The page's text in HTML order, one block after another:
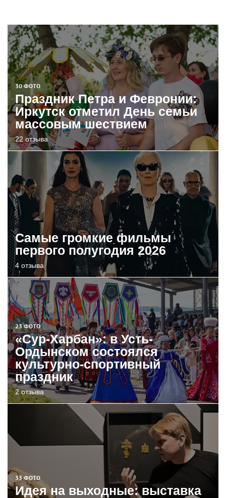
30 ФОТО
Праздник Петра и Февронии:
Иркутск отметил День семьи
массовым шествием
22 отзыва
Самые громкие фильмы
первого полугодия 2026
4 отзыва
23 ФОТО
«Сур-Харбан»: в Усть-
Ордынском состоялся
культурно-спортивный
праздник
2 отзыва
33 ФОТО
Идея на выходные: выставка